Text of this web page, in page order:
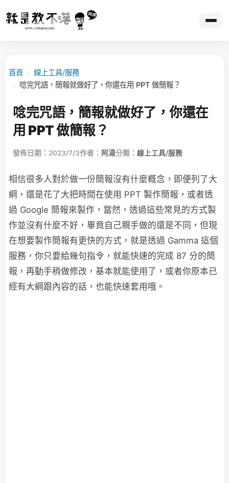
首頁 › 線上工具/服務
› 唸完咒語，簡報就做好了，你還在用 PPT 做簡報？
唸完咒語，簡報就做好了，你還在
用 PPT 做簡報？
發佈日期：2023/7/3作者： 阿湯分類： 線上工具/服務
相信很多人對於做一份簡報沒有什麼概念，即便列了大
綱，還是花了大把時間在使用 PPT 製作簡報，或者透
過 Google 簡報來製作，當然，透過這些常見的方式製
作並沒有什麼不好，畢竟自己親手做的還是不同，但現
在想要製作簡報有更快的方式，就是透過 Gamma 這個
服務，你只要給幾句指令，就能快速的完成 87 分的簡
報，再動手稍做修改，基本就能使用了，或者你原本已
經有大綱跟內容的話，也能快速套用哦。